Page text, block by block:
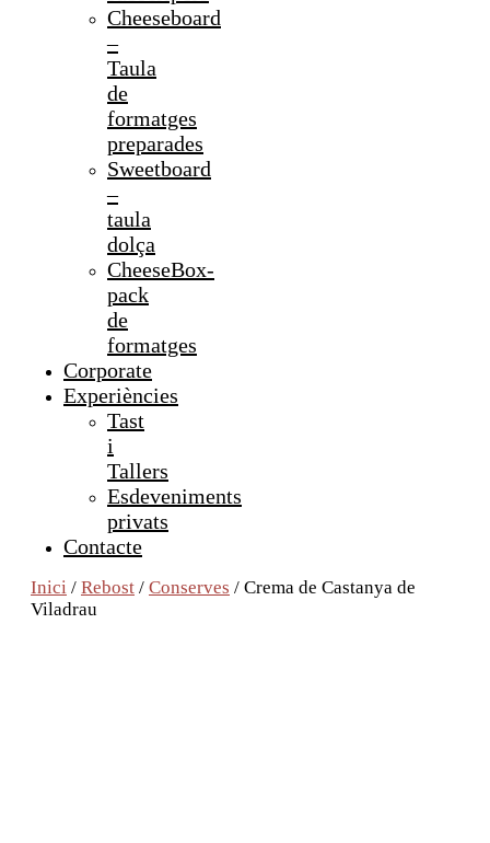
Cheeseboard
–
Taula
de
formatges
preparades
Sweetboard
–
taula
dolça
CheeseBox-
pack
de
formatges
Corporate
Experiències
Tast
i
Tallers
Esdeveniments
privats
Contacte
Inici / Rebost / Conserves / Crema de Castanya de
Viladrau